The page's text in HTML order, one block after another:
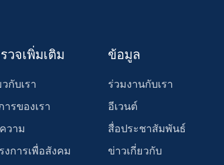
วจเพิ่มเติม
วกับเรา
ารของเรา
วาม
งการเพื่อสังคม
ข้อมูล
ร่วมงานกับเรา
อีเวนต์
สื่อประชาสัมพันธ์
ข่าวเกี่ยวกับ